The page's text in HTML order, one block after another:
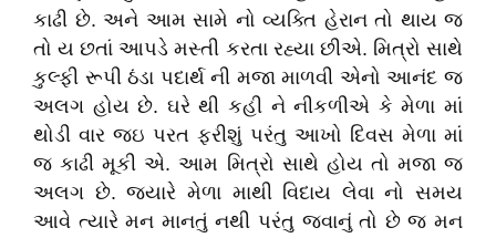
કાઢી છે. અને આમ સામે નો વ્યક્તિ હેરાન તો થાય જ
તો ય છતાં આપડે મસ્તી કરતા રહ્યા છીએ. મિત્રો સાથે
કુલ્ફી રૂપી ઠંડા પદાર્થ ની મજા માળવી એનો આનંદ જ
અલગ હોય છે. ઘરે થી કહી ને નીકળીએ કે મેળા માં
થોડી વાર જઇ પરત ફરીશું પરંતુ આખો દિવસ મેળા માં
જ કાઢી મૂકી એ. આમ મિત્રો સાથે હોય તો મજા જ
અલગ છે. જ્યારે મેળા માથી વિદાય લેવા નો સમય
આવે ત્યારે મન માનતું નથી પરંતુ જવાનું તો છે જ મન